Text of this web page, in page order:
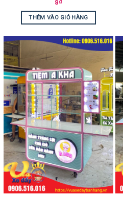
9₫
THÊM VÀO GIỎ HÀNG